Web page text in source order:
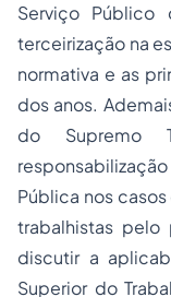
Serviço
terceirização na
normativa e as
dos anos.
do Supremo
Pública nos
trabalhistas
discutir a
Superior do